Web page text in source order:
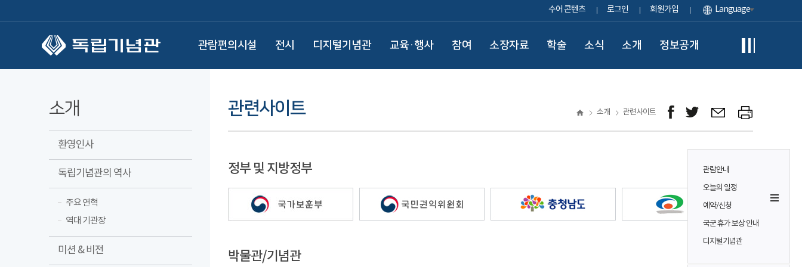
수어 콘텐츠 로그인 회원가입 Language
관람편의시설 전시 디지털기념관 교육·행사 참여 소장자료 학술 소식 소개 정보공개
관람안내
오늘의 일정
예약/신청
국군 휴가 보상 안내
디지털기념관
소개
환영인사
독립기념관의 역사
주요 연혁
역대 기관장
미션 & 비전
관련사이트 소개 관련사이트
정부 및 지방정부
박물관/기념관